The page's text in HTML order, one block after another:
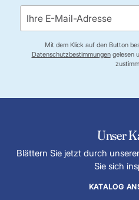
Mit dem Klick auf den Button
Datenschutzbestimmungengelesen
Unser
Blättern Sie jetzt durch
Sie sich
KATALOG